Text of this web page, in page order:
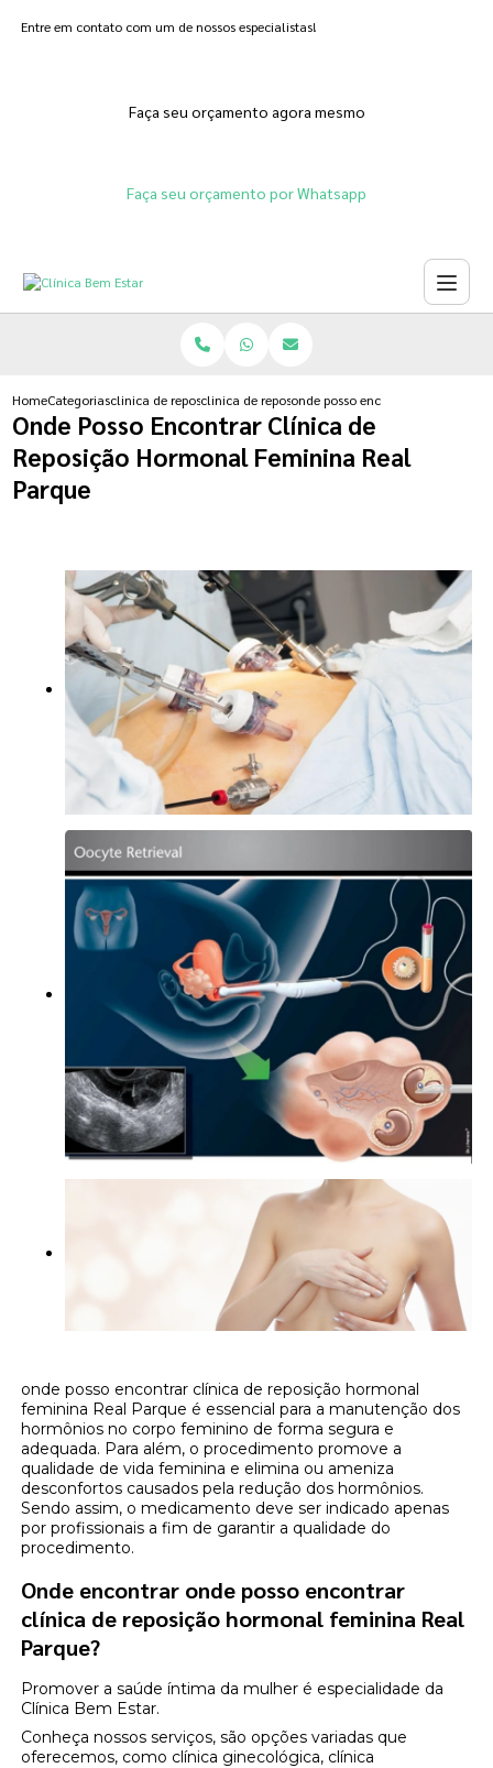
Entre em contato com um de nossos especialistas!
Faça seu orçamento agora mesmo
Faça seu orçamento por Whatsapp
HomeCategoriasclinica de reposicao hormonalclinica de reposicao hormonal para menopausa
onde posso encontrar clinica de
Onde Posso Encontrar Clínica de
Reposição Hormonal Feminina Real
Parque
onde posso encontrar clínica de reposição hormonal
feminina Real Parque é essencial para a manutenção dos
hormônios no corpo feminino de forma segura e
adequada. Para além, o procedimento promove a
qualidade de vida feminina e elimina ou ameniza
desconfortos causados pela redução dos hormônios.
Sendo assim, o medicamento deve ser indicado apenas
por profissionais a fim de garantir a qualidade do
procedimento.
Onde encontrar onde posso encontrar
clínica de reposição hormonal feminina Real
Parque?
Promover a saúde íntima da mulher é especialidade da
Clínica Bem Estar.
Conheça nossos serviços, são opções variadas que
oferecemos, como clínica ginecológica, clínica